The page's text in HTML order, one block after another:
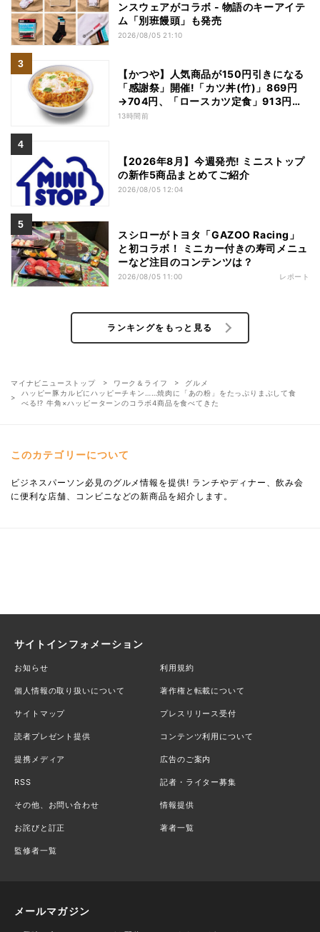
ンスウェアがコラボ - 物語のキーアイテ
ム「別班饅頭」も発売
2026/08/05 21:10
【かつや】人気商品が150円引きになる
「感謝祭」開催!「カツ丼(竹)」869円
→704円、「ロースカツ定食」913円
→748円に - 8日間限定
13時間前
【2026年8月】今週発売! ミニストップ
の新作5商品まとめてご紹介
2026/08/05 12:04
スシローがトヨタ「GAZOO Racing」
と初コラボ！ ミニカー付きの寿司メニュ
ーなど注目のコンテンツは？
2026/08/05 11:00 レポート
ランキングをもっと見る
マイナビニューストップ ワーク＆ライフ
グルメ
ハッピー豚カルビにハッピーチキン……焼肉に「あの粉」をたっぷりまぶして食
べる!? 牛角×ハッピーターンのコラボ4商品を食べてきた
このカテゴリーについて
ビジネスパーソン必見のグルメ情報を提供! ランチやディナー、飲み会
に便利な店舗、コンビニなどの新商品を紹介します。
サイトインフォメーション
お知らせ 利用規約
個人情報の取り扱いについて 著作権と転載について
サイトマップ プレスリリース受付
読者プレゼント提供 コンテンツ利用について
提携メディア 広告のご案内
RSS 記者・ライター募集
その他、お問い合わせ 情報提供
お詫びと訂正 著者一覧
監修者一覧
メールマガジン